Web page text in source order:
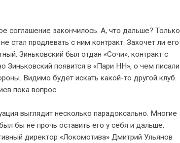
соглашение закончилось. А, что дальше? Только
стал продлевать с ним контракт. Захочет ли его
Зиньковский был отдан «Сочи», контракт с
Зиньковский появится в «Пари НН», о чем писали
Видимо будет искать какой-то другой клуб.
пока вопрос.
выглядит несколько парадоксально. Многие
бы не прочь оставить его у себя и дальше,
директор «Локомотива» Дмитрий Ульянов